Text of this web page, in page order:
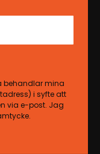
behandlar mina
i syfte att
via e-post. Jag